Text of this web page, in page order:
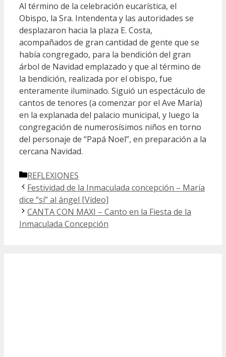
Al término de la celebración eucarística, el
Obispo, la Sra. Intendenta y las autoridades se
desplazaron hacia la plaza E. Costa,
acompañados de gran cantidad de gente que se
había congregado, para la bendición del gran
árbol de Navidad emplazado y que al término de
la bendición, realizada por el obispo, fue
enteramente iluminado. Siguió un espectáculo de
cantos de tenores (a comenzar por el Ave María)
en la explanada del palacio municipal, y luego la
congregación de numerosísimos niños en torno
del personaje de “Papá Noel”, en preparación a la
cercana Navidad.
Categorías
REFLEXIONES
Festividad de la Inmaculada concepción – María
dice “sí” al ángel [Vídeo]
CANTA CON MAXI – Canto en la Fiesta de la
Inmaculada Concepción